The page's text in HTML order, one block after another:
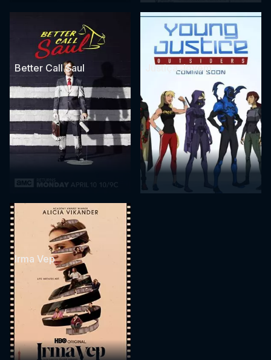
Better Call Saul Justiça Jovem
Irma Vep